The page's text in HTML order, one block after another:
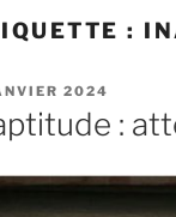
:
2024
: